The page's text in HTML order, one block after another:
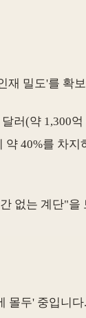
재 밀도'를 확
러(약 1,300
40%를 차지
없는 계단"을
몰두' 중입니